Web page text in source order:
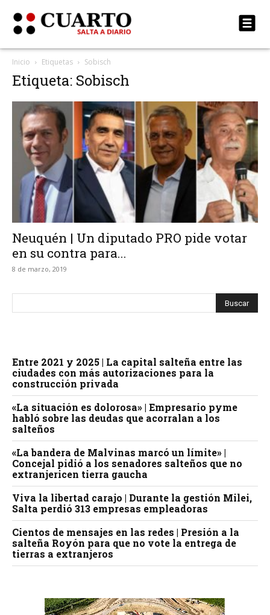
Inicio Etiquetas Sobisch
Etiqueta: Sobisch
Neuquén | Un diputado PRO pide votar
en su contra para...
8 de marzo, 2019
Entre 2021 y 2025 | La capital salteña entre las
ciudades con más autorizaciones para la
construcción privada
«La situación es dolorosa» | Empresario pyme
habló sobre las deudas que acorralan a los
salteños
«La bandera de Malvinas marcó un límite» |
Concejal pidió a los senadores salteños que no
extranjericen tierra gaucha
Viva la libertad carajo | Durante la gestión Milei,
Salta perdió 313 empresas empleadoras
Cientos de mensajes en las redes | Presión a la
salteña Royón para que no vote la entrega de
tierras a extranjeros